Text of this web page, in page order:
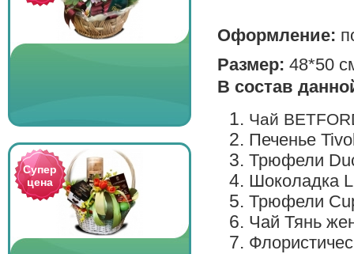
Супер
цена
Оформление:
Размер: 48*50
В состав
Чай
Печенье
Трюфели
Шоколадка
Трюфели
Чай Тянь